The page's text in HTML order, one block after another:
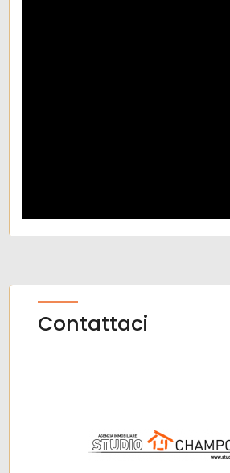
Contattaci